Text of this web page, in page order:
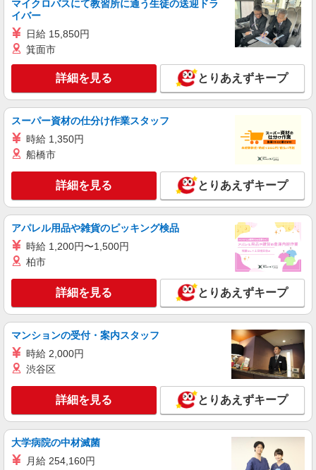
キープ 詳細を見る
コンパスグループ・ジャパン株式会社 39672_f
料理長【正社員】
月給30万円〜38万円 試用期間中 月給30万円〜
38万円(試用期間3ヶ月) 残業が発生した場合、残業
本給12ヵ月＋賞与） 4,200,000〜5,320,000円 ▼
4,723,256〜5,982,791円 ※給与は経験や前職給与
に応じて決定します。
トラストガーデン南平台 （東京都渋谷区南平
キープ 詳細を見る
アルバイト パート
コンパスグループ・ジャパン株式会社 39672_p
調理師【アルバイト・パート】
(試用期間2ヶ月) 残業が発生した場合、残業代を1
分単位で別途支給します。
トラストガーデン南平台 （東京都渋谷区南平
台町９－６）
キープ 詳細を見る
アルバイト
コンパスグループ・ジャパン株式会社 39672_p
調理補助【アルバイト・パート】
時給1,500円以上 試用期間中 時給1,500円以上
(試用期間2ヶ月) 残業が発生した場合、残業代を1
分単位で別途支給します。
トラストガーデン南平台 （東京都渋谷区南平
マイクロバスにて教習所に通う生徒の送迎ドラ
イバー
日給 15,850円
箕面市
詳細を見る とりあえずキープ
スーパー資材の仕分け作業スタッフ
時給 1,350円
船橋市
詳細を見る とりあえずキープ
アパレル用品や雑貨のピッキング検品
時給 1,200円〜1,500円
柏市
詳細を見る とりあえずキープ
マンションの受付・案内スタッフ
時給 2,000円
渋谷区
詳細を見る とりあえずキープ
大学病院の中材滅菌
月給 254,160円